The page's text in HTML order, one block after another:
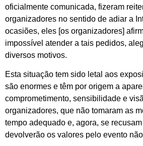
oficialmente comunicada, fizeram
organizadores no sentido de adiar a
ocasiões, eles [os organizadores]
impossível atender a tais pedidos,
diversos motivos.
Esta situação tem sido letal aos
são enormes e têm por origem a
comprometimento, sensibilidade e
organizadores, que não tomaram as
tempo adequado e, agora, se
devolverão os valores pelo evento